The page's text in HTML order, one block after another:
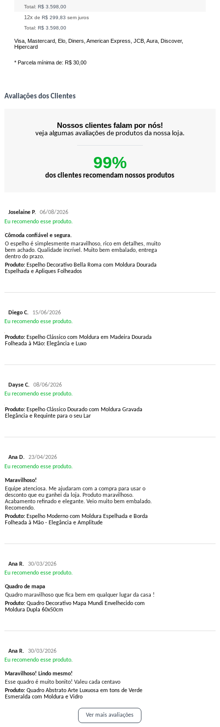
Total: R$ 3.598,00
12x de R$ 299,83 sem juros
Total: R$ 3.598,00
Visa, Mastercard, Elo, Diners, American Express, JCB, Aura, Discover,
Hipercard
* Parcela mínima de: R$ 30,00
Avaliações dos Clientes
Nossos clientes falam por nós!
veja algumas avaliações de produtos da nossa loja.
99%
dos clientes recomendam nossos produtos
Joselaine P.
06/08/2026
Eu recomendo esse produto.
Cômoda confiável e segura.
O espelho é simplesmente maravilhoso, rico em detalhes, muito
bem achado. Qualidade incrível. Muito bem embalado, entrega
dentro do prazo.
Produto:Espelho Decorativo Bella Roma com Moldura Dourada
Espelhada e Apliques Folheados
Diego C.
15/06/2026
Eu recomendo esse produto.
Produto:Espelho Clássico com Moldura em Madeira Dourada
Folheada à Mão: Elegância e Luxo
Dayse C.
08/06/2026
Eu recomendo esse produto.
Produto:Espelho Clássico Dourado com Moldura Gravada
Elegância e Requinte para o seu Lar
Ana D.
23/04/2026
Eu recomendo esse produto.
Maravilhoso!
Equipe atenciosa. Me ajudaram com a compra para usar o
desconto que eu ganhei da loja. Produto maravilhoso.
Acabamento refinado e elegante. Veio muito bem embalado.
Recomendo.
Produto:Espelho Moderno com Moldura Espelhada e Borda
Folheada à Mão - Elegância e Amplitude
Ana R.
30/03/2026
Eu recomendo esse produto.
Quadro de mapa
Quadro maravilhoso que fica bem em qualquer lugar da casa !
Produto:Quadro Decorativo Mapa Mundi Envelhecido com
Moldura Dupla 60x50cm
Ana R.
30/03/2026
Eu recomendo esse produto.
Maravilhoso! Lindo mesmo!
Esse quadro é muito bonito! Valeu cada centavo
Produto:Quadro Abstrato Arte Luxuosa em tons de Verde
Esmeralda com Moldura e Vidro
Ver mais avaliações